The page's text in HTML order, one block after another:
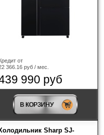
от
366.16 руб / мес.
990 руб
В КОРЗИНУ
Sharp SJ-